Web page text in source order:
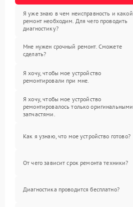
Я уже знаю в чем неисправность и какой
ремонт необходим. Для чего проводить
диагностику?
Мне нужен срочный ремонт. Сможете
сделать?
Я хочу, чтобы мое устройство
ремонтировали при мне.
Я хочу, чтобы мое устройство
ремонтировалось только оригинальными
запчастями.
Как я узнаю, что мое устройство готово?
От чего зависит срок ремонта техники?
Диагностика проводится бесплатно?